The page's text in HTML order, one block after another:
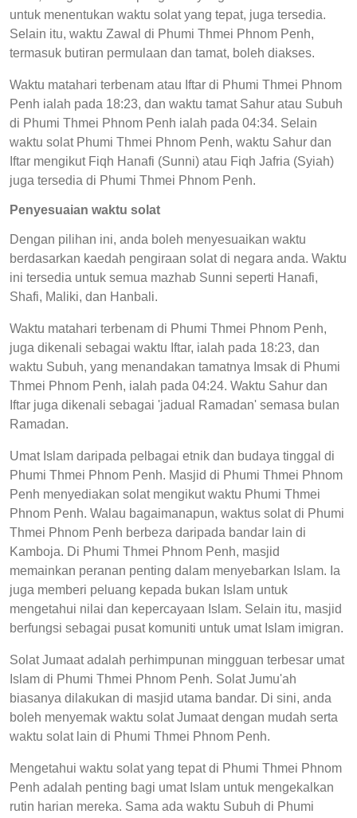
untuk menentukan waktu solat yang tepat, juga tersedia.
Selain itu, waktu Zawal di Phumi Thmei Phnom Penh,
termasuk butiran permulaan dan tamat, boleh diakses.
Waktu matahari terbenam atau Iftar di Phumi Thmei Phnom
Penh ialah pada 18:23, dan waktu tamat Sahur atau Subuh
di Phumi Thmei Phnom Penh ialah pada 04:34. Selain
waktu solat Phumi Thmei Phnom Penh, waktu Sahur dan
Iftar mengikut Fiqh Hanafi (Sunni) atau Fiqh Jafria (Syiah)
juga tersedia di Phumi Thmei Phnom Penh.
Penyesuaian waktu solat
Dengan pilihan ini, anda boleh menyesuaikan waktu
berdasarkan kaedah pengiraan solat di negara anda. Waktu
ini tersedia untuk semua mazhab Sunni seperti Hanafi,
Shafi, Maliki, dan Hanbali.
Waktu matahari terbenam di Phumi Thmei Phnom Penh,
juga dikenali sebagai waktu Iftar, ialah pada 18:23, dan
waktu Subuh, yang menandakan tamatnya Imsak di Phumi
Thmei Phnom Penh, ialah pada 04:24. Waktu Sahur dan
Iftar juga dikenali sebagai 'jadual Ramadan' semasa bulan
Ramadan.
Umat Islam daripada pelbagai etnik dan budaya tinggal di
Phumi Thmei Phnom Penh. Masjid di Phumi Thmei Phnom
Penh menyediakan solat mengikut waktu Phumi Thmei
Phnom Penh. Walau bagaimanapun, waktus solat di Phumi
Thmei Phnom Penh berbeza daripada bandar lain di
Kamboja. Di Phumi Thmei Phnom Penh, masjid
memainkan peranan penting dalam menyebarkan Islam. Ia
juga memberi peluang kepada bukan Islam untuk
mengetahui nilai dan kepercayaan Islam. Selain itu, masjid
berfungsi sebagai pusat komuniti untuk umat Islam imigran.
Solat Jumaat adalah perhimpunan mingguan terbesar umat
Islam di Phumi Thmei Phnom Penh. Solat Jumu'ah
biasanya dilakukan di masjid utama bandar. Di sini, anda
boleh menyemak waktu solat Jumaat dengan mudah serta
waktu solat lain di Phumi Thmei Phnom Penh.
Mengetahui waktu solat yang tepat di Phumi Thmei Phnom
Penh adalah penting bagi umat Islam untuk mengekalkan
rutin harian mereka. Sama ada waktu Subuh di Phumi